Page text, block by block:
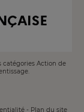
catégories Action de
Plan du site